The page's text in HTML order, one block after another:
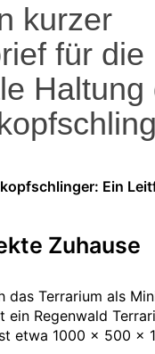
kurzer
für die
Haltung
Ein
Zuhause
das Terrarium als
ein Regenwald
etwa 1000 x 500 x